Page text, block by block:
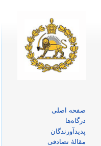
صفحه اصلی
درگاه‌ها
پدیدآورندگان
مقالهٔ تصادفی